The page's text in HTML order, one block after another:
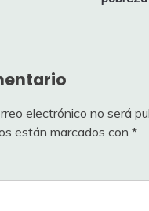
electrónico no será
están marcados con *